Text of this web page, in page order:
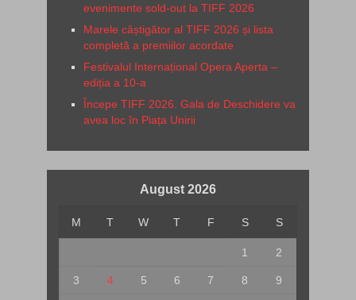
evenimente sold-out la TIFF 2026
Marele câștigător al TIFF 2026 și lista
completă a premiilor acordate
Festivalul Internațional Opera Aperta –
ediția a 10-a
Începe TIFF 2026. Gala de Deschidere va
avea loc în Piața Unirii
August 2026
M T W T F S S
1 2
3 4 5 6 7 8 9